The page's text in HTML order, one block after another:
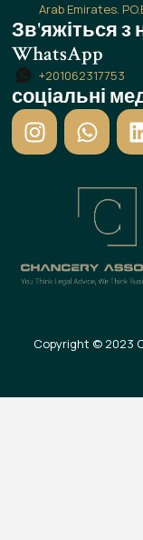
Arab Emirates.
Зв'яжіться з
WhatsApp
+201062317753
соціальні
I
n
s
r
a
W
h
a
t
s
a
p
p
i
i
Copyright © 2023